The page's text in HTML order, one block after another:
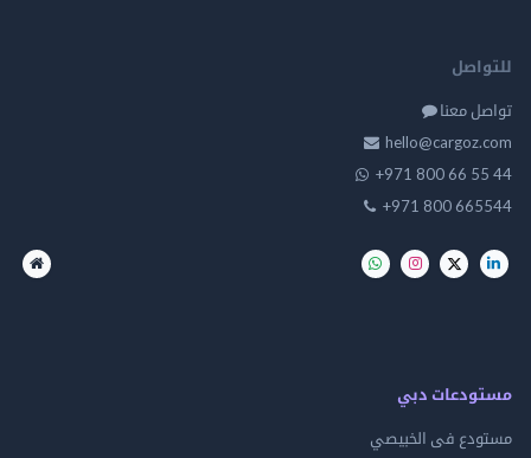
للتواصل
تواصل معنا
hello@cargoz.com
+971 800 66 55 44
+971 800 665544
مستودعات دبي
مستودع فى الخبيصي